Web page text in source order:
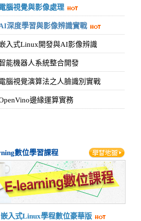
腦視覺與影像處理
深度學習與影像辨識實戰
入式Linux開發與AI影像辨識
能機器人系統整合開發
腦視覺演算法之人臉識別實戰
邊緣運算實務
數位學習課程
嵌入式Linux學程數位豪華版